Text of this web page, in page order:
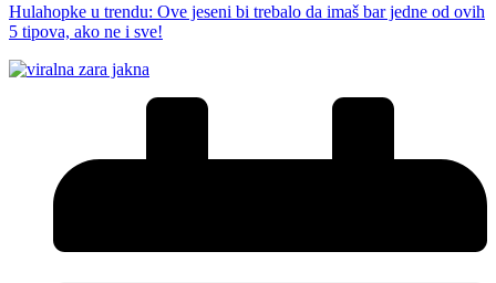
Hulahopke u trendu: Ove jeseni bi trebalo da imaš bar jedne od ovih
5 tipova, ako ne i sve!